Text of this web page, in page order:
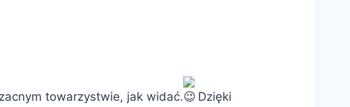
towarzystwie, jak widać.
Dzięki